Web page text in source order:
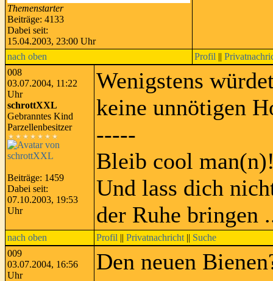
Themenstarter
Beiträge: 4133
Dabei seit:
15.04.2003, 23:00 Uhr
nach oben Profil ||
008
03.07.2004, 11:22
Uhr
schrottXXL
Gebranntes Kind
Parzellenbesitzer
Beiträge: 1459
Dabei seit:
07.10.2003, 19:53
Uhr
Wenigstens
keine unnötigen
-----
Bleib cool
Und lass dich
der Ruhe bringen
nach oben Profil || Privatnachricht || Suche
009
03.07.2004, 16:56
Uhr
Den neuen